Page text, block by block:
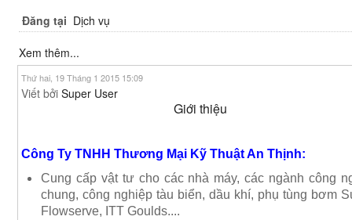
Đăng tại Dịch vụ
Xem thêm...
Thứ hai, 19 Tháng 1 2015 15:09
Viết bởi Super User
Giới thiệu
Công Ty TNHH Thương Mại Kỹ Thuật An Thịnh:
Cung cấp vật tư cho các nhà máy, các ngành công
chung, công nghiệp tàu biển, dầu khí, phụ tùng bơm
Flowserve, ITT Goulds....